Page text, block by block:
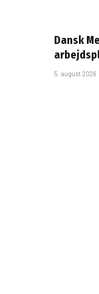
Dansk
5. august 2026